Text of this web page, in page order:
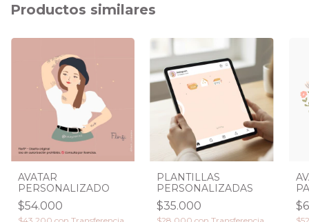
Productos similares
AVATAR
PERSONALIZADO
$54.000
PLANTILLAS
PERSONALIZADAS
$35.000